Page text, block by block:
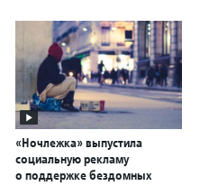
«Ночлежка» выпустила
социальную рекламу
о поддержке бездомных